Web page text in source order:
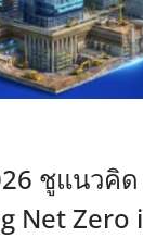
ชูแนวคิด
Net Zero